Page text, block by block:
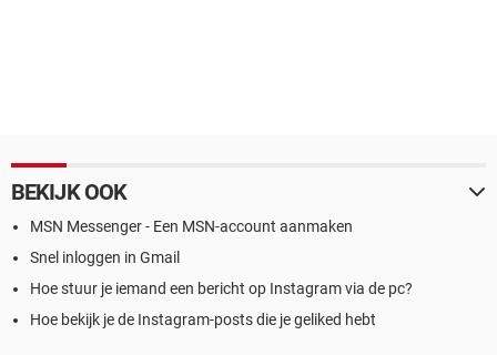
BEKIJK OOK
MSN Messenger - Een MSN-account aanmaken
Snel inloggen in Gmail
Hoe stuur je iemand een bericht op Instagram via de pc?
Hoe bekijk je de Instagram-posts die je geliked hebt